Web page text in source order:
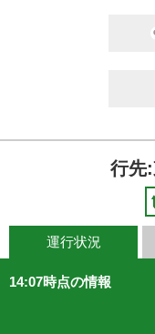
行先
運行状況
14:07時点の情報